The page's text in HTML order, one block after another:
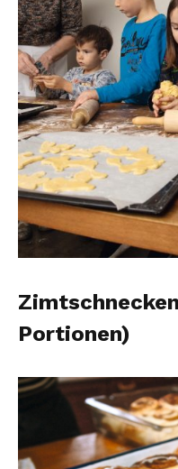
Portionen)